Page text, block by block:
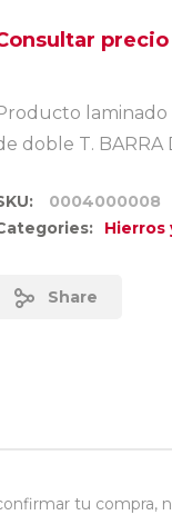
precio
laminado
doble T. BARRA
0004000008
Hierros
Share
tu compra,